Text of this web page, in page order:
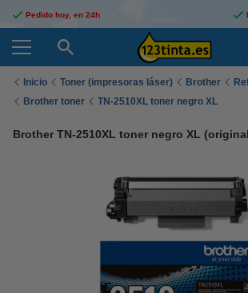
Pedido hoy, en 24h
Inicio Toner (impresoras láser) Brother
Brother toner
TN-2510XL toner negro XL
Brother TN-2510XL toner negro XL